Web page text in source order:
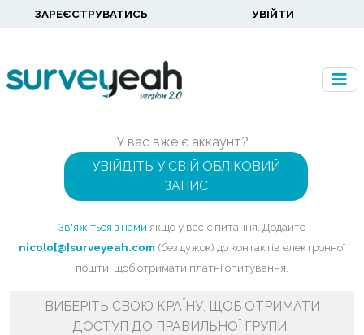
ЗАРЕЄСТРУВАТИСЬ УВІЙТИ
У вас вже є аккаунт?
УВІЙДІТЬ У СВІЙ ОБЛІКОВИЙ
ЗАПИС
Зв'яжіться з нами якщо у вас є питання. Додайте
nicolo[@]surveyeah.com (без дужок) до контактів електронної
пошти, щоб отримати платні опитування.
ВИБЕРІТЬ СВОЮ КРАЇНУ, ЩОБ ОТРИМАТИ
ДОСТУП ДО ПРАВИЛЬНОЇ ГРУПИ: